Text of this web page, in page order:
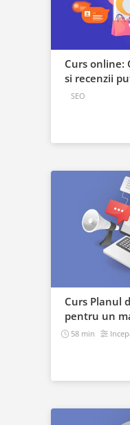
Curs online:
si recenzii
SEO
Curs Planul
pentru un
58 min